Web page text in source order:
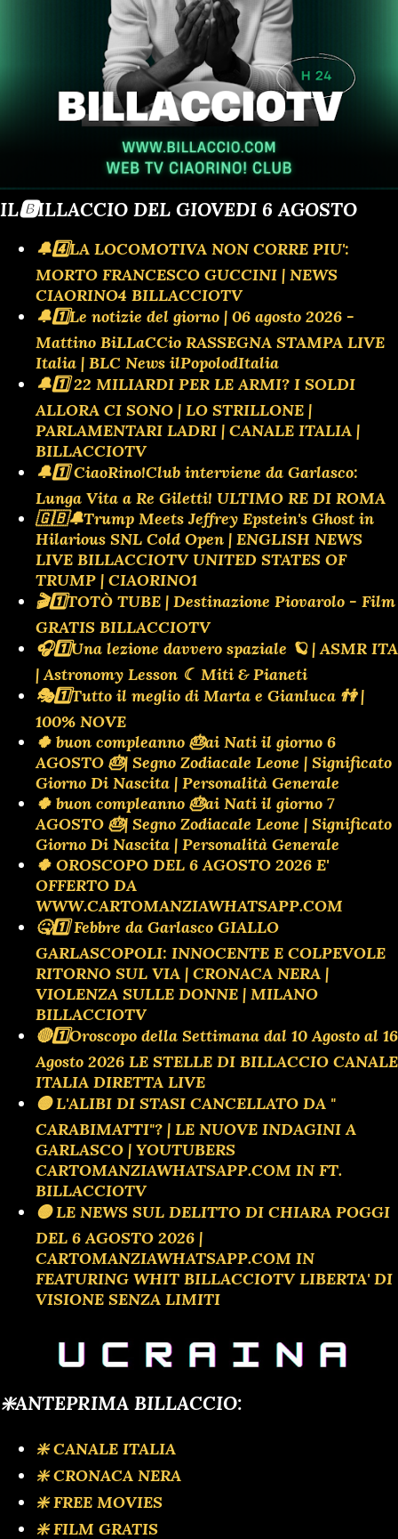
IL🅱️ILLACCIO DEL GIOVEDI 6 AGOSTO
🔔4️⃣LA LOCOMOTIVA NON CORRE PIU':
MORTO FRANCESCO GUCCINI | NEWS
CIAORINO4 BILLACCIOTV
🔔1️⃣Le notizie del giorno | 06 agosto 2026 -
Mattino BiLLaCCio RASSEGNA STAMPA LIVE
Italia | BLC News ilPopolodItalia
🔔1️⃣ 22 MILIARDI PER LE ARMI? I SOLDI
ALLORA CI SONO | LO STRILLONE |
PARLAMENTARI LADRI | CANALE ITALIA |
BILLACCIOTV
🔔1️⃣ CiaoRino!Club interviene da Garlasco:
Lunga Vita a Re Giletti! ULTIMO RE DI ROMA
🇬🇧🔔Trump Meets Jeffrey Epstein's Ghost in
Hilarious SNL Cold Open | ENGLISH NEWS
LIVE BILLACCIOTV UNITED STATES OF
TRUMP | CIAORINO1
🎬1️⃣TOTÒ TUBE | Destinazione Piovarolo - Film
GRATIS BILLACCIOTV
🎧1️⃣Una lezione davvero spaziale 🪐 | ASMR ITA
| Astronomy Lesson ☾ Miti & Pianeti
🎭1️⃣Tutto il meglio di Marta e Gianluca 👫 |
100% NOVE
🍀 buon compleanno 🎂ai Nati il giorno 6
AGOSTO 🎂| Segno Zodiacale Leone | Significato
Giorno Di Nascita | Personalità Generale
🍀 buon compleanno 🎂ai Nati il giorno 7
AGOSTO 🎂| Segno Zodiacale Leone | Significato
Giorno Di Nascita | Personalità Generale
🍀 OROSCOPO DEL 6 AGOSTO 2026 E'
OFFERTO DA
WWW.CARTOMANZIAWHATSAPP.COM
🤒1️⃣ Febbre da Garlasco GIALLO
GARLASCOPOLI: INNOCENTE E COLPEVOLE
RITORNO SUL VIA | CRONACA NERA |
VIOLENZA SULLE DONNE | MILANO
BILLACCIOTV
🔴1️⃣Oroscopo della Settimana dal 10 Agosto al 16
Agosto 2026 LE STELLE DI BILLACCIO CANALE
ITALIA DIRETTA LIVE
🟡 L'ALIBI DI STASI CANCELLATO DA "
CARABIMATTI"? | LE NUOVE INDAGINI A
GARLASCO | YOUTUBERS
CARTOMANZIAWHATSAPP.COM IN FT.
BILLACCIOTV
🟡 LE NEWS SUL DELITTO DI CHIARA POGGI
DEL 6 AGOSTO 2026 |
CARTOMANZIAWHATSAPP.COM IN
FEATURING WHIT BILLACCIOTV LIBERTA' DI
VISIONE SENZA LIMITI
❇️ANTEPRIMA BILLACCIO:
❇️ CANALE ITALIA
❇️ CRONACA NERA
❇️ FREE MOVIES
❇️ FILM GRATIS